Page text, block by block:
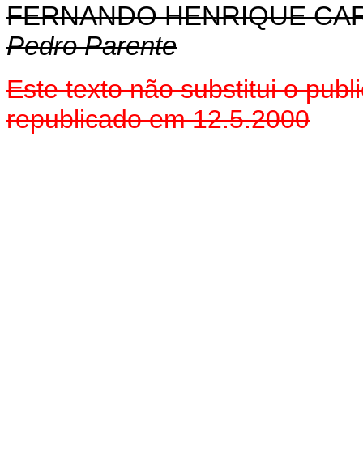
FERNANDO HENRIQUE
Pedro Parente
Este texto não substitui o
republicado em 12.5.2000